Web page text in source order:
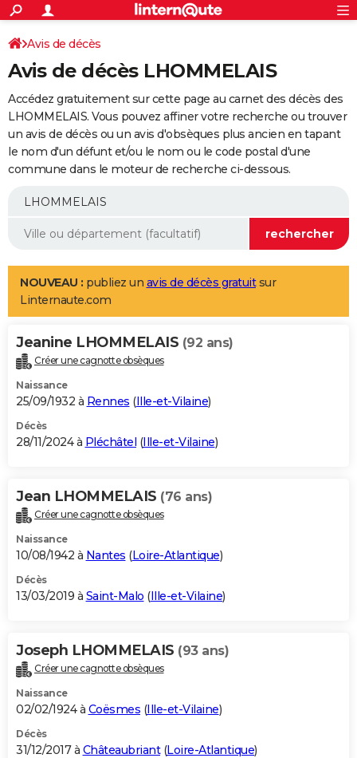
ACTUALITÉS
Politique
Société
Faits Divers
Education
Monde
Villes
+
SPORT
Coupe du monde 2026
Football
Tennis
Cyclisme
Rugby
Forum
Programme TV
TNTStreaming
Cinéma
Sorties cinéma
Musique
+FINANCE
Impôts
Immobilier
Risques naturels par ville
Banque
Assurance
Crédit
AUTO
Essais
Réserver un essai
Citadines
Berlines
SUV
Forum auto
+
Mobiles
Meilleur smartphone
Internet
Ordinateurs
Jeux vidéo
Guide high-tech
Aménagement intérieur
LIFESTYLE
Art de vivre
Bien-être
Loisirs
Mode
Modes de vie
Alimentation
Guide de la santé
Maladies
Médicaments
Sommeil
VOYAGE
Destinations
City break
Voyage nature
Voyage de noces
Forum
Climat
+PHOTO
GUIDES D'ACHAT
BONS PLANS
Carte de Noël
Carte Bonne année
Carte Saint-Valentin
Carte Pâques
Carte d'anniversaire
DICTIONNAIRE
Dictionnaire
Biographies
Citations
Expressions
Proverbes
PROGRAMME TV
S'inscrire
Se connecter
Lycées
Collèges
Primaires
Universités
Entreprises
Service militaire
Avis de recherche
AVIS DE DÉCÈS
Bricolage
Lifestyle
Culture
Sport
Auto
Television
Voyage
Cinema
Avis de décès
Avis de décès LHOMMELAIS
Accédez gratuitement sur cette page au carnet des décès des
LHOMMELAIS. Vous pouvez affiner votre recherche ou trouver
un avis de décès ou un avis d'obsèques plus ancien en tapant
le nom d'un défunt et/ou le nom ou le code postal d'une
commune dans le moteur de recherche ci-dessous.
NOUVEAU : publiez un avis de décès gratuitsur
Linternaute.com
Jeanine LHOMMELAIS (92 ans)
Créer une cagnotte obsèques
Naissance
25/09/1932 à Rennes (Ille-et-Vilaine)
Décès
28/11/2024 à Pléchâtel (Ille-et-Vilaine)
Jean LHOMMELAIS (76 ans)
Créer une cagnotte obsèques
Naissance
10/08/1942 à Nantes (Loire-Atlantique)
Décès
13/03/2019 à Saint-Malo (Ille-et-Vilaine)
Joseph LHOMMELAIS (93 ans)
Créer une cagnotte obsèques
Naissance
02/02/1924 à Coësmes (Ille-et-Vilaine)
Décès
31/12/2017 à Châteaubriant(Loire-Atlantique)